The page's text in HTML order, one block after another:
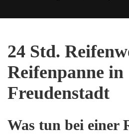
24 Std.
Reifenpanne in
Freudenstadt
Was tun bei einer